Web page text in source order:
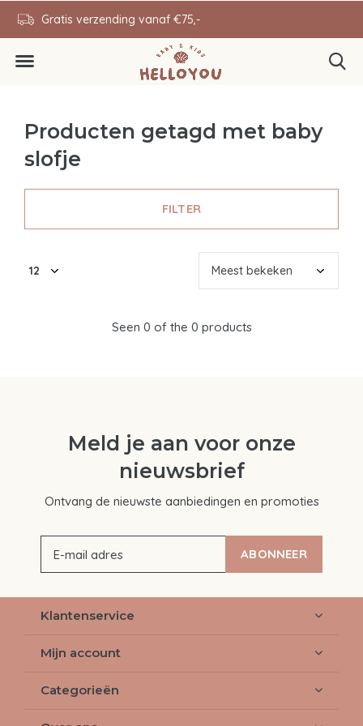
Gratis verzending vanaf €75,-
Producten getagd met baby
slofje
FILTER
Seen 0 of the 0 products
Meld je aan voor onze
nieuwsbrief
Ontvang de nieuwste aanbiedingen en promoties
ABONNEER
Klantenservice
Mijn account
Categorieën